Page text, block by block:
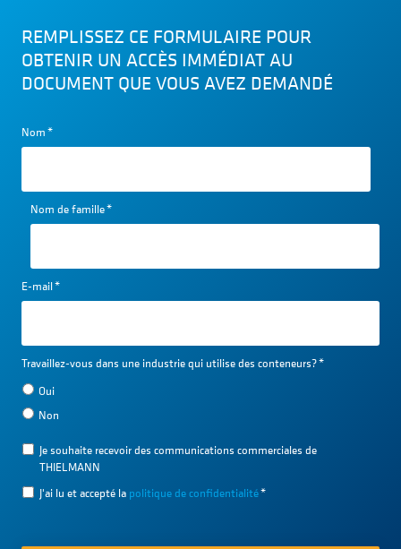
REMPLISSEZ CE FORMULAIRE POUR
OBTENIR UN ACCÈS IMMÉDIAT AU
DOCUMENT QUE VOUS AVEZ DEMANDÉ
Nom*
Nom de famille*
E-mail*
Travaillez-vous dans une industrie qui utilise des conteneurs?*
Oui
Non
Je souhaite recevoir des communications commerciales de
THIELMANN
J'ai lu et accepté la politique de confidentialité*